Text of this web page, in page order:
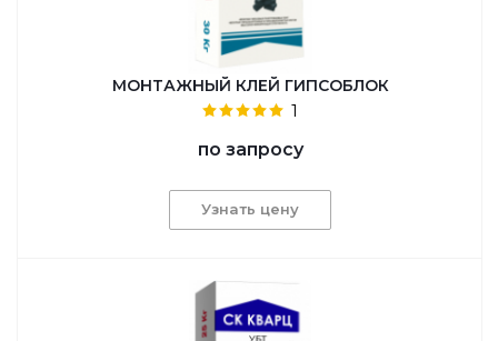
МОНТАЖНЫЙ КЛЕЙ ГИПСОБЛОК
1
по запросу
Узнать цену